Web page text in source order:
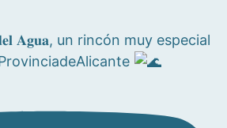
𝐀𝐠𝐮𝐚, un rincón muy especial